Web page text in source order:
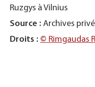
Ruzgys à Vilnius
Source : Archives
Droits : © Rimgaudas